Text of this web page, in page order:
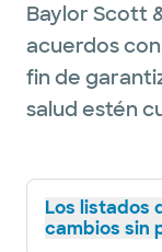
Baylor Scott
acuerdos
fin de
salud estén
Los listados
cambios sin